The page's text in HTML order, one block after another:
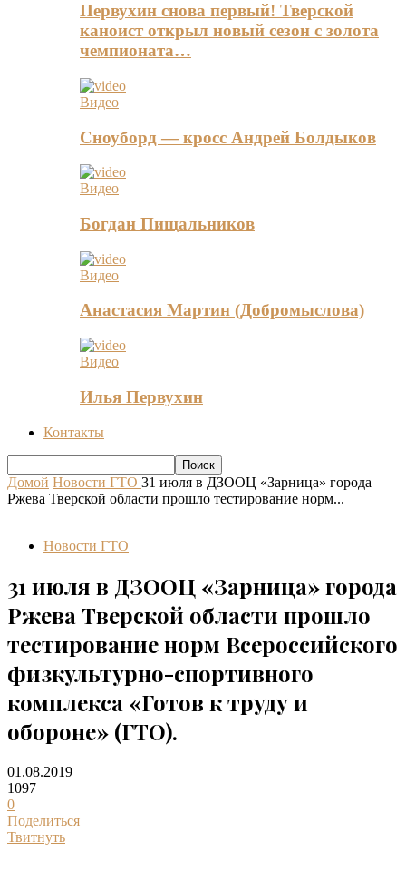
Первухин снова первый! Тверской
каноист открыл новый сезон с золота
чемпионата…
Видео
Сноуборд — кросс Андрей Болдыков
Видео
Богдан Пищальников
Видео
Анастасия Мартин (Добромыслова)
Видео
Илья Первухин
Контакты
Домой Новости ГТО 31 июля в ДЗООЦ «Зарница» города
Ржева Тверской области прошло тестирование норм...
Новости ГТО
31 июля в ДЗООЦ «Зарница» города
Ржева Тверской области прошло
тестирование норм Всероссийского
физкультурно-спортивного
комплекса «Готов к труду и
обороне» (ГТО).
01.08.2019
1097
0
Поделиться
Твитнуть